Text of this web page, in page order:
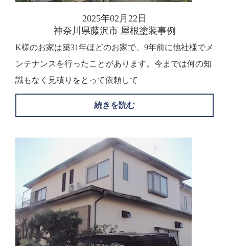
2025年02月22日
神奈川県藤沢市 屋根塗装事例
K様のお家は築31年ほどのお家で、9年前に他社様でメ
ンテナンスを行ったことがあります。今までは何の知
識もなく見積りをとって依頼して
続きを読む